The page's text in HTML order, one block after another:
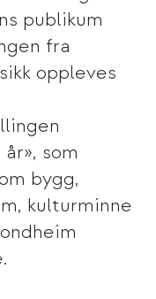
publikum
fra
oppleves
som
bygg,
kulturminne